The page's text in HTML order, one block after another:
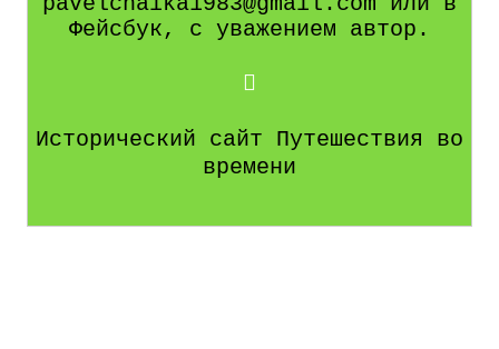
Фейсбук, с уважением автор.
Исторический сайт Путешествия во
времени